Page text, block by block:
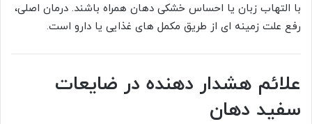
با التهاب زبان یا احساس خشکی دهان همراه باشند. درمان اصلی،
رفع علت زمینه ای از طریق مکمل های غذایی یا دارو است.
علائم هشدار دهنده در ضایعات
سفید دهان